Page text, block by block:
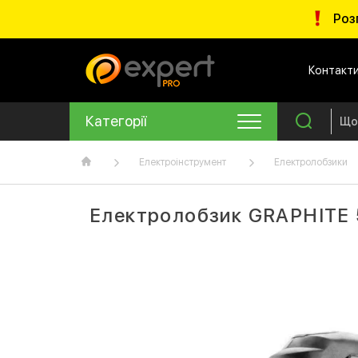
Категорії
Електроінструмент Електролобзики
Електролобзик